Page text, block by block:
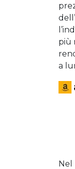
più
a
Nel